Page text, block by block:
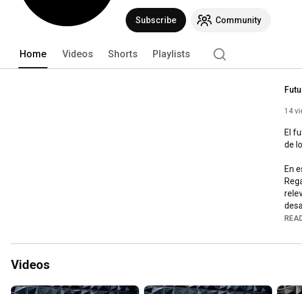
Subscribe Community
Home Videos Shorts Playlists
14
El
de
En
La
Videos